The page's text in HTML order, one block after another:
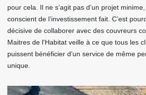
pour cela. Il ne s’agit pas d’un projet
conscient de l’investissement fait. C’est
décisive de collaborer avec des couvreurs
Maitres de l'Habitat veille à ce que tous les
puissent bénéficier d’un service de même
unique.